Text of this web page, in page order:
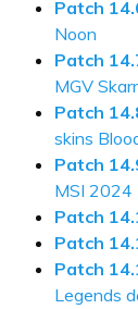
Patch
Noon
Patch
MGV
Patch
skins
Patch
MSI 2024
Patch
Patch
Patch
Legends